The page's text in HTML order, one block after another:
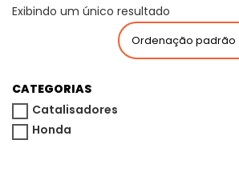
Exibindo um único resultado
CATEGORIAS
Catalisadores
Honda